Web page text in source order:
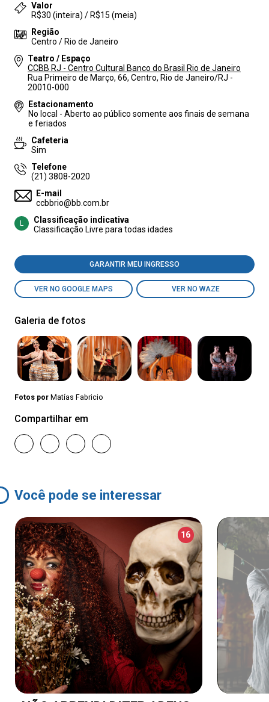
Valor
R$30 (inteira) / R$15 (meia)
Região
Centro / Rio de Janeiro
Teatro / Espaço
CCBB RJ - Centro Cultural Banco do Brasil Rio de Janeiro
Rua Primeiro de Março, 66, Centro, Rio de Janeiro/RJ -
20010-000
Estacionamento
No local - Aberto ao público somente aos finais de semana
e feriados
Cafeteria
Sim
Telefone
(21) 3808-2020
E-mail
ccbbrio@bb.com.br
L
Classificação indicativa
Classificação Livre para todas idades
GARANTIR MEU INGRESSO
VER NO GOOGLE MAPS VER NO WAZE
Galeria de fotos
Fotos por Matías Fabricio
Compartilhar em
Você pode se interessar
16